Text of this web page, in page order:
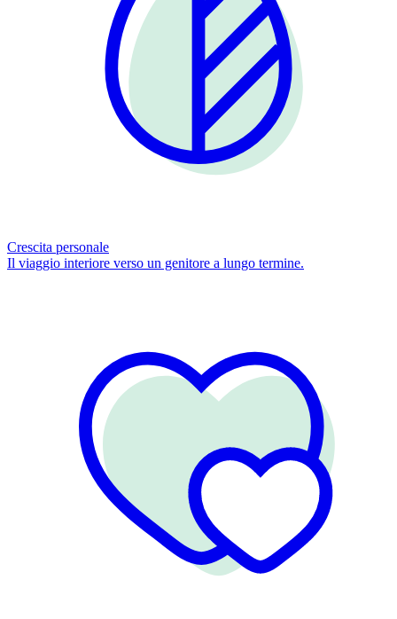
Crescita personale
Il viaggio interiore verso un genitore a lungo termine.